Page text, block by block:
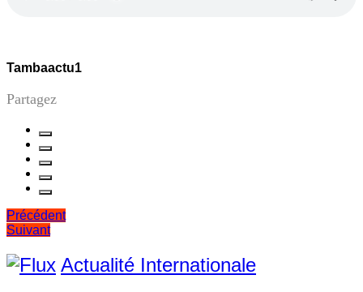
Tambaactu1
Partagez
Navigation
de
l’article
Précédent
Suivant
Actualité Internationale